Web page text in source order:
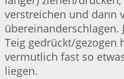
verstreichen und dann
übereinanderschlagen.
Teig gedrückt/gezogen
vermutlich fast so
liegen.